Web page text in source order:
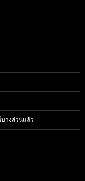
างส่วนแล้ว